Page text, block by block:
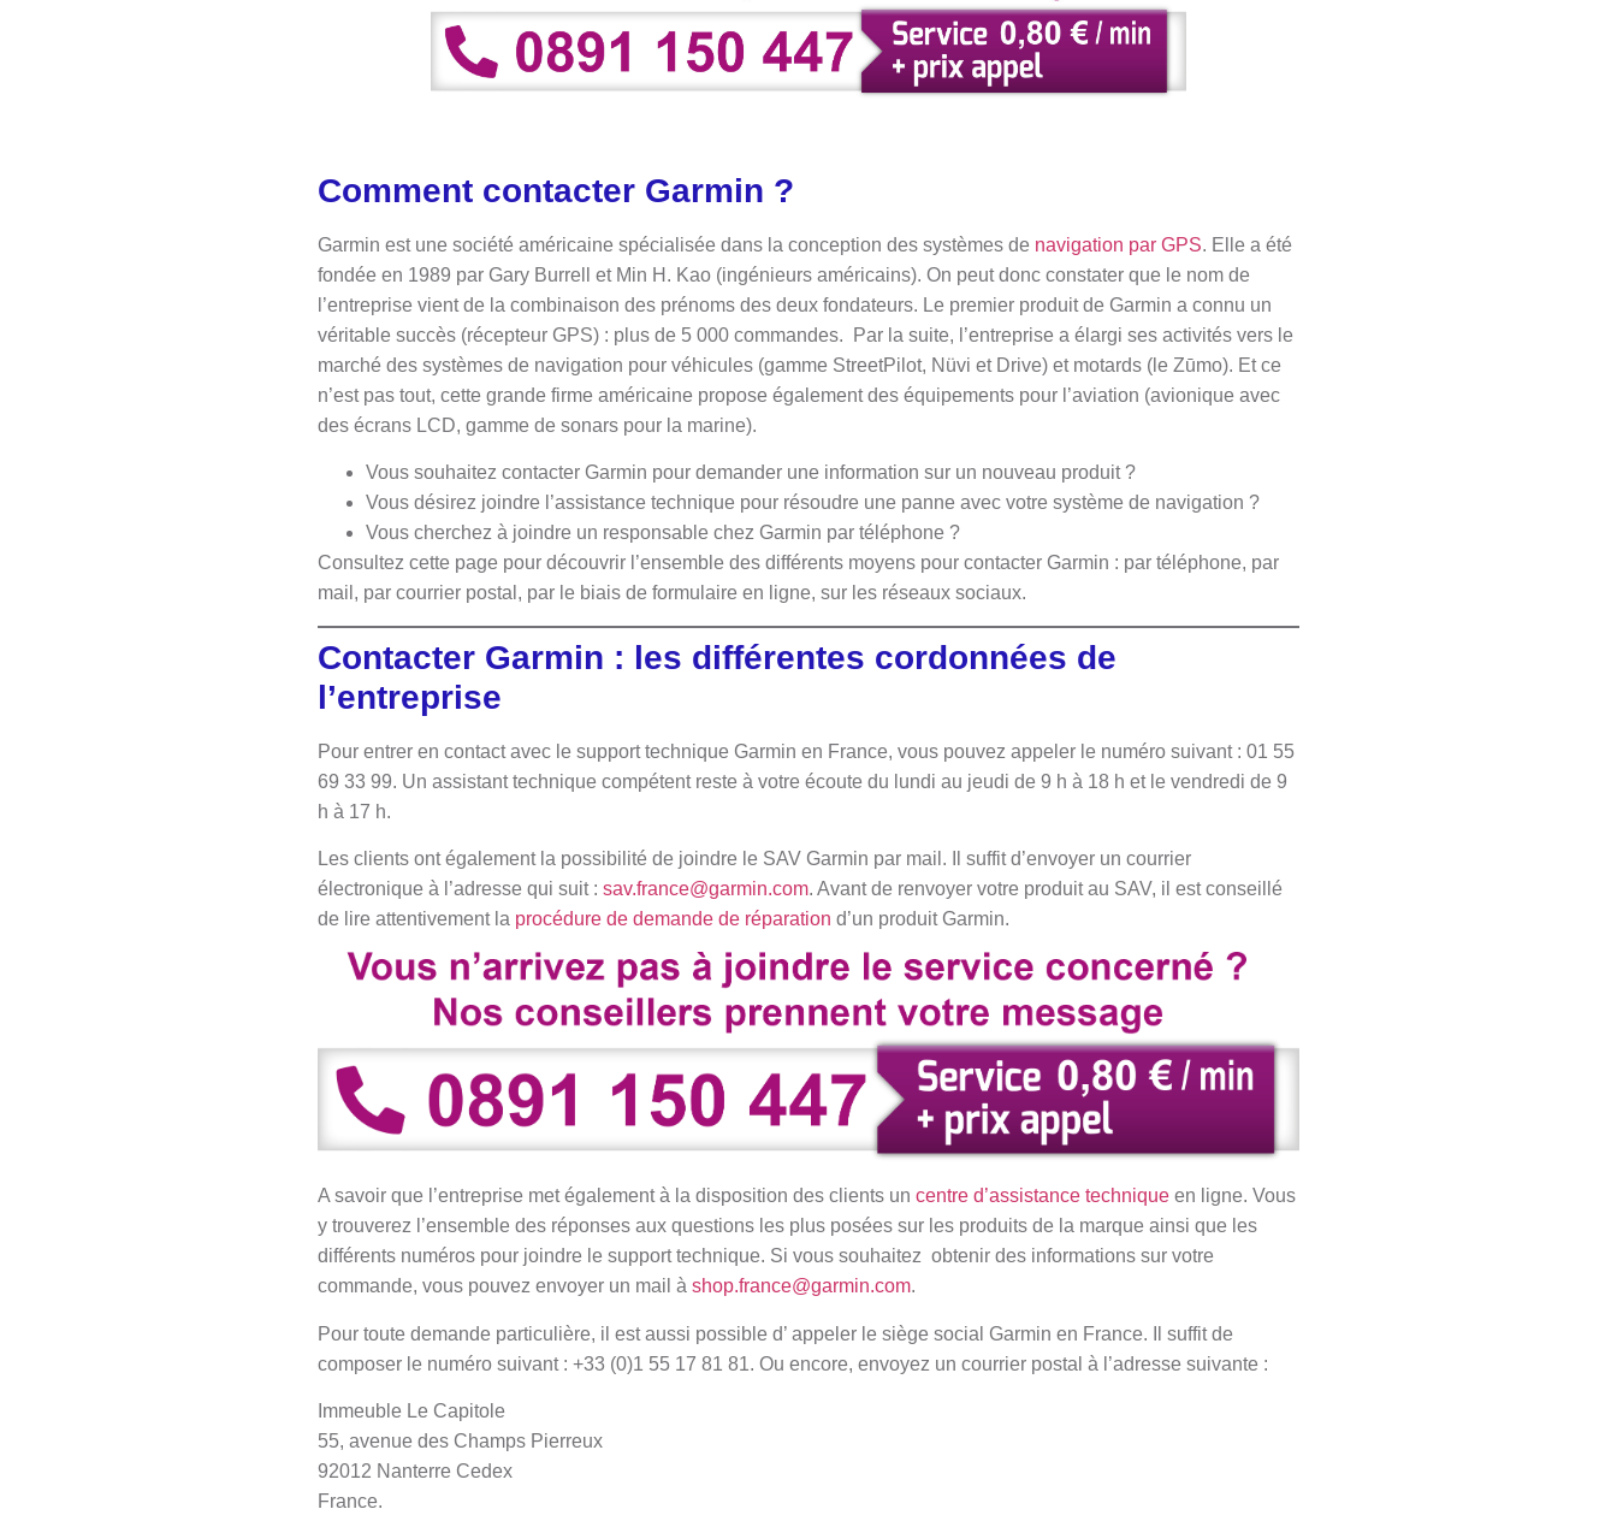
Comment contacter Garmin ?
Garmin est une société américaine spécialisée dans la conception des systèmes de navigation par GPS. Elle a été
fondée en 1989 par Gary Burrell et Min H. Kao (ingénieurs américains). On peut donc constater que le nom de
l’entreprise vient de la combinaison des prénoms des deux fondateurs. Le premier produit de Garmin a connu un
véritable succès (récepteur GPS) : plus de 5 000 commandes. Par la suite, l’entreprise a élargi ses activités vers le
marché des systèmes de navigation pour véhicules (gamme StreetPilot, Nüvi et Drive) et motards (le Zūmo). Et ce
n’est pas tout, cette grande firme américaine propose également des équipements pour l’aviation (avionique avec
des écrans LCD, gamme de sonars pour la marine).
Vous souhaitez contacter Garmin pour demander une information sur un nouveau produit ?
Vous désirez joindre l’assistance technique pour résoudre une panne avec votre système de navigation ?
Vous cherchez à joindre un responsable chez Garmin par téléphone ?
Consultez cette page pour découvrir l’ensemble des différents moyens pour contacter Garmin : par téléphone, par
mail, par courrier postal, par le biais de formulaire en ligne, sur les réseaux sociaux.
Contacter Garmin : les différentes cordonnées de
l’entreprise
Pour entrer en contact avec le support technique Garmin en France, vous pouvez appeler le numéro suivant : 01 55
69 33 99. Un assistant technique compétent reste à votre écoute du lundi au jeudi de 9 h à 18 h et le vendredi de 9
h à 17 h.
Les clients ont également la possibilité de joindre le SAV Garmin par mail. Il suffit d’envoyer un courrier
électronique à l’adresse qui suit : sav.france@garmin.com. Avant de renvoyer votre produit au SAV, il est conseillé
de lire attentivement la procédure de demande de réparation d’un produit Garmin.
A savoir que l’entreprise met également à la disposition des clients un centre d’assistance technique en ligne. Vous
y trouverez l’ensemble des réponses aux questions les plus posées sur les produits de la marque ainsi que les
différents numéros pour joindre le support technique. Si vous souhaitez obtenir des informations sur votre
commande, vous pouvez envoyer un mail à shop.france@garmin.com.
Pour toute demande particulière, il est aussi possible d’ appeler le siège social Garmin en France. Il suffit de
composer le numéro suivant : +33 (0)1 55 17 81 81. Ou encore, envoyez un courrier postal à l’adresse suivante :
Immeuble Le Capitole
55, avenue des Champs Pierreux
92012 Nanterre Cedex
France.